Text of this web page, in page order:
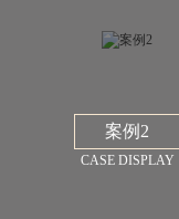
案例2
CASE DISPLAY